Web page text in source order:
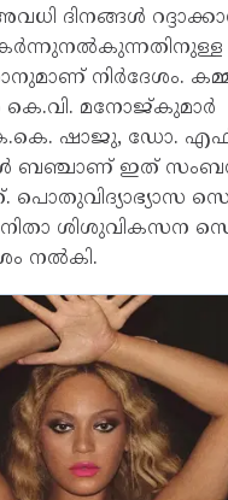
ദിനങ്ങൾ
നിർദേശം.
മനോജ്കുമാർ
ഷാജു, ഡോ.
ബഞ്ചാണ് ഇത്
പൊതുവിദ്യാഭ്യാസ
ശിശുവികസന
നൽകി.